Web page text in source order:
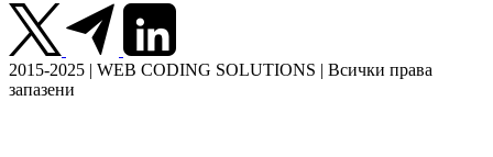
2015-2025 | WEB CODING SOLUTIONS | Всички права
запазени